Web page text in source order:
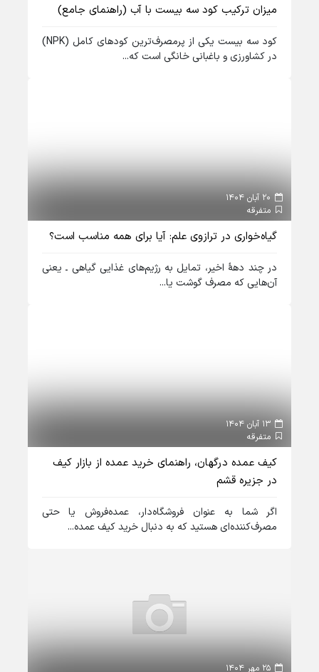
میزان ترکیب کود سه بیست با آب (راهنمای جامع)
کود سه بیست یکی از پرمصرف‌ترین کودهای کامل (NPK)
در کشاورزی و باغبانی خانگی است که...
متفرقه
گیاه‌خواری در ترازوی علم: آیا برای همه مناسب است؟
در چند دههٔ اخیر، تمایل به رژیم‌های غذایی گیاهی ـ یعنی
آن‌هایی که مصرف گوشت یا...
متفرقه
کیف عمده درگهان، راهنمای خرید عمده از بازار کیف
در جزیره قشم
اگر شما به عنوان فروشگاه‌دار، عمده‌فروش یا حتی
مصرف‌کننده‌ای هستید که به دنبال خرید کیف عمده...